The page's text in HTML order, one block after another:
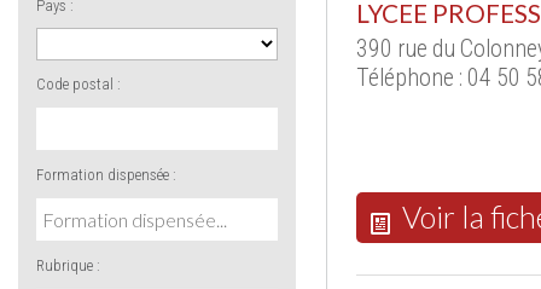
Pays :
Code postal :
Formation dispensée :
Rubrique :
LYCEE
390 rue du
Téléphone : 04 50
Voir la